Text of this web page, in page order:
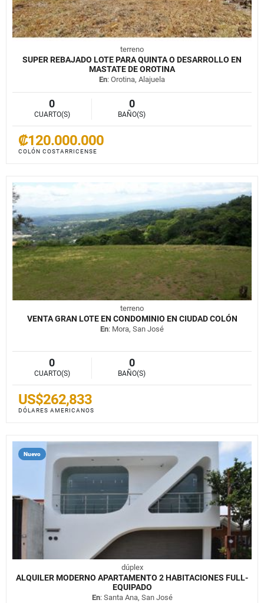
terreno
SUPER REBAJADO LOTE PARA QUINTA O DESARROLLO EN
MASTATE DE OROTINA
En: Orotina, Alajuela
0
CUARTO(S)
0
BAÑO(S)
₡120.000.000
COLÓN COSTARRICENSE
terreno
VENTA GRAN LOTE EN CONDOMINIO EN CIUDAD COLÓN
En: Mora, San José
0
CUARTO(S)
0
BAÑO(S)
US$262,833
DÓLARES AMERICANOS
Nuevo
dúplex
ALQUILER MODERNO APARTAMENTO 2 HABITACIONES FULL-
EQUIPADO
En: Santa Ana, San José